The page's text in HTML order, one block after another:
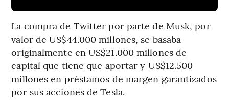
La compra de Twitter por parte de Musk, por
valor de US$44.000 millones, se basaba
originalmente en US$21.000 millones de
capital que tiene que aportar y US$12.500
millones en préstamos de margen garantizados
por sus acciones de Tesla.